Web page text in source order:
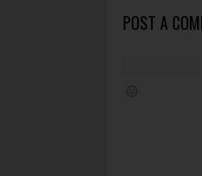
POST A